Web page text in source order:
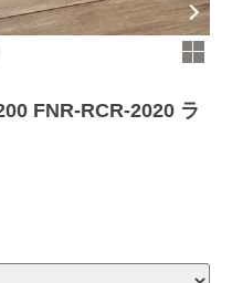
FNR-RCR-2020 ラ